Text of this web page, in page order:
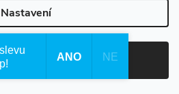
Nastavení
Souhlasím
Vytvořil Shoptet
. Všechna práva vyhrazena.
ANO NE